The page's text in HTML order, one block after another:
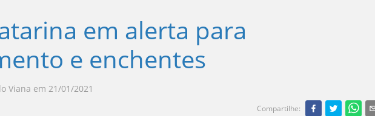
em alerta para
e enchentes
Viana em 21/01/2021
Compartilhe: